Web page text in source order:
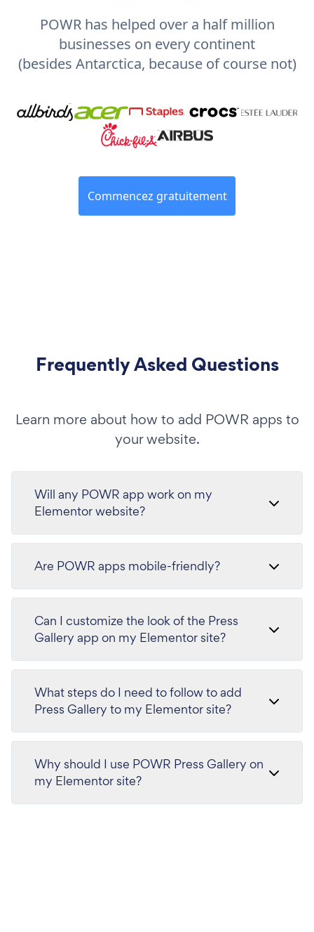
POWR has helped over a half million
businesses on every continent
(besides Antarctica, because of course not)
Commencez gratuitement
Frequently Asked Questions
Learn more about how to add POWR apps to
your website.
Will any POWR app work on my
Elementor website?
Are POWR apps mobile-friendly?
Can I customize the look of the Press
Gallery app on my Elementor site?
What steps do I need to follow to add
Press Gallery to my Elementor site?
Why should I use POWR Press Gallery on
my Elementor site?